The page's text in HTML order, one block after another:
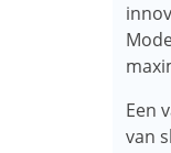
Een
van